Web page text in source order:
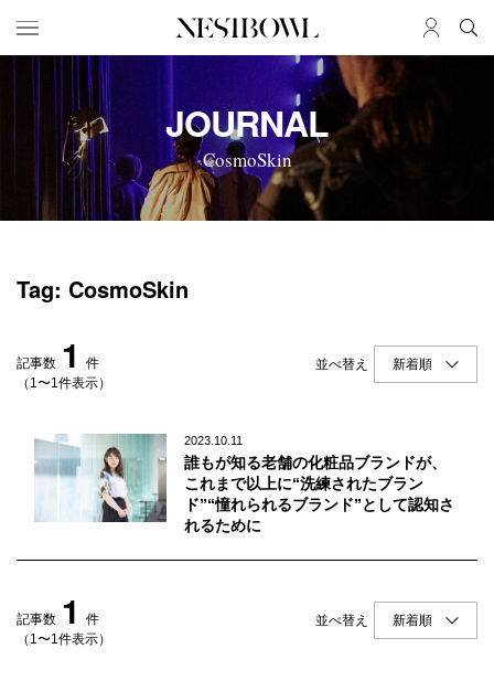
HOME
求人検索
新着求人
ブランド一覧
インタビュー
ニュース＆イベント
データ
SERVICE
初めての方へ
企業担当の方へ
ログイン
会員登録
JOURNAL
CosmoSkin
Tag: CosmoSkin
記事数 1
件
（1〜1件表示）
並べ替え
2023.10.11
誰もが知る老舗の化粧品ブランドが、
これまで以上に“洗練されたブラン
ド”“憧れられるブランド”として認知さ
れるために
記事数 1
件
（1〜1件表示）
並べ替え